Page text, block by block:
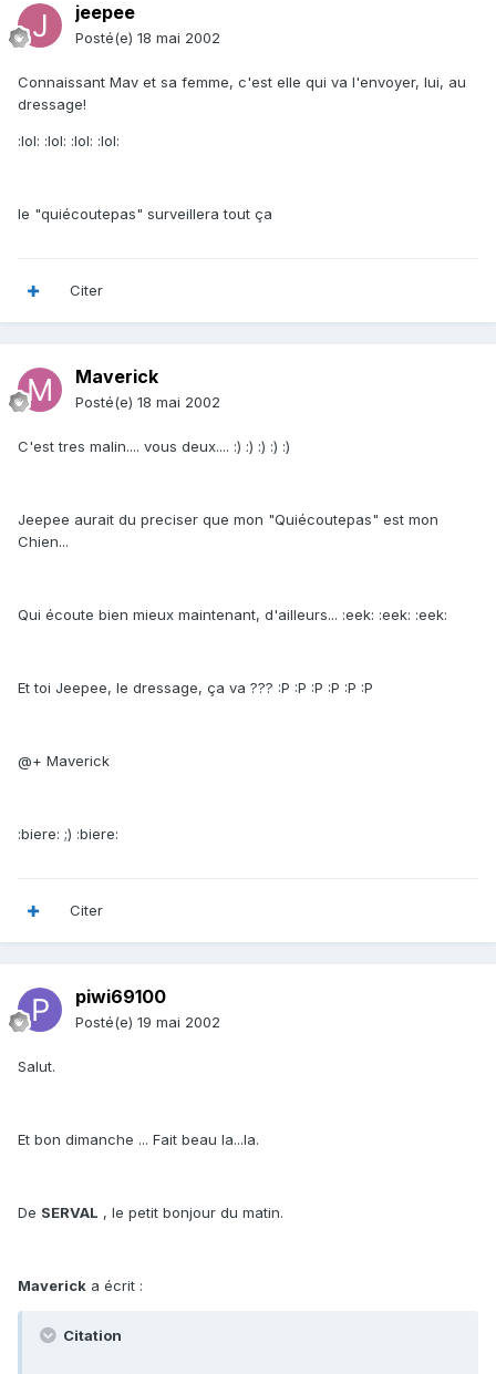
jeepee
Posté(e) 18 mai 2002
Connaissant Mav et sa femme, c'est elle qui va l'envoyer, lui, au
dressage!
:lol: :lol: :lol: :lol:
le "quiécoutepas" surveillera tout ça
Citer
Maverick
Posté(e) 18 mai 2002
C'est tres malin.... vous deux.... :) :) :) :) :)
Jeepee aurait du preciser que mon "Quiécoutepas" est mon
Chien...
Qui écoute bien mieux maintenant, d'ailleurs... :eek: :eek: :eek:
Et toi Jeepee, le dressage, ça va ??? :P :P :P :P :P :P
@+ Maverick
:biere: ;) :biere:
Citer
piwi69100
Posté(e) 19 mai 2002
Salut.
Et bon dimanche ... Fait beau la...la.
De SERVAL , le petit bonjour du matin.
Maverick a écrit :
Citation